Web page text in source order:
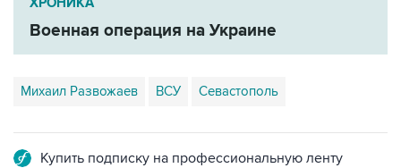
Военная операция на Украине
Михаил Развожаев ВСУ Севастополь
Купить подписку на профессиональную ленту